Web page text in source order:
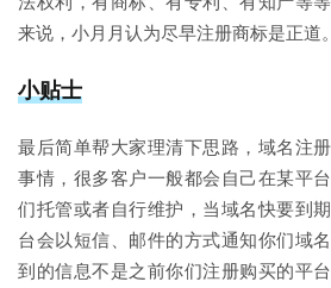
来说，小月月认为尽早注册商标是正道。
小贴士
最后简单帮大家理清下思路，域名注
事情，很多客户一般都会自己在某平
们托管或者自行维护，当域名快要到
台会以短信、邮件的方式通知你们域
到的信息不是之前你们注册购买的平